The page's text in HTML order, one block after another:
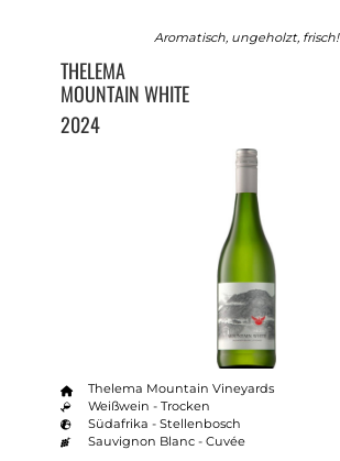
Aromatisch, ungeholzt, frisch!
THELEMA
MOUNTAIN WHITE
2024
Thelema Mountain Vineyards
Weißwein - Trocken
Südafrika - Stellenbosch
Sauvignon Blanc - Cuvée